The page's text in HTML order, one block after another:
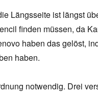
Längsseite ist längst
finden müssen, da
haben das gelöst,
haben.
notwendig. Drei